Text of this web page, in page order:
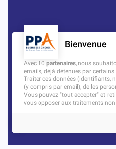
Bienvenue
Avec 10 partenaires, nous
emails, déjà détenues par
Traiter ces données (identifiants,
(y compris par email), de les
Vous pouvez "tout accepter" et
vous opposer aux traitements